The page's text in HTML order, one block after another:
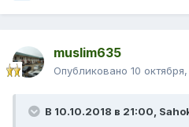
muslim635
Опубликовано 10
В 10.10.2018 в 21:00,